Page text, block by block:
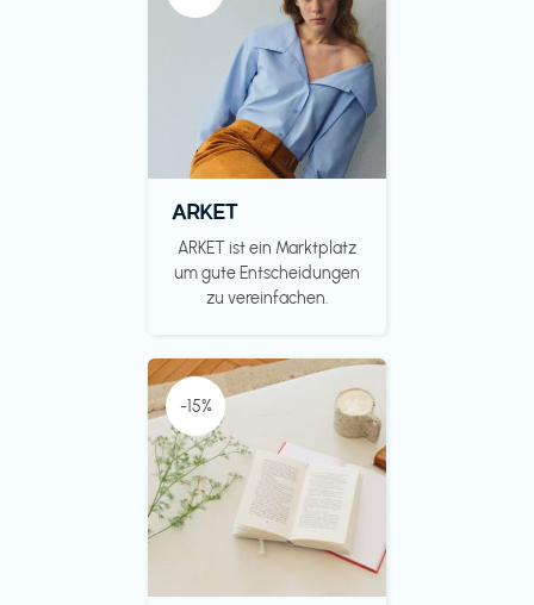
ARKET
ARKET ist ein Marktplatz
um gute Entscheidungen
zu vereinfachen.
-15%